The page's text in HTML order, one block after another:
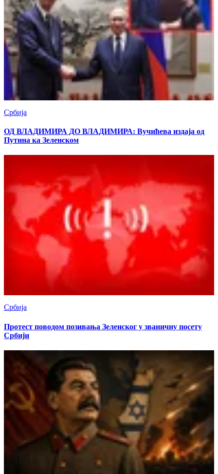
Србија
ОД ВЛАДИМИРА ДО ВЛАДИМИРА: Вучићева издаја од
Путина ка Зеленском
Србија
Протест поводом позивања Зеленског у званичну посету
Србији